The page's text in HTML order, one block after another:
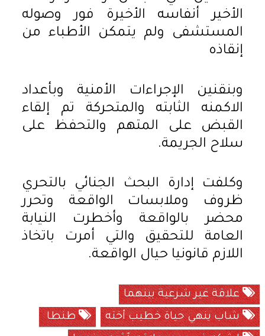
الأخير أنفاسه الأخيرة فور وصوله
المستشفى ولم يتمكن الأطباء من
إنقاذه
وبنقنين الإجراءات الأمنية وبأعداد
الاكمنه الثابته والمتحركة تم إلقاء
القبض على المتهم والتحفظ على
سلاح الجريمة.
وكلفت إدارة البحث الجنائي بالتحري
ظروف وملابسات الواقعة وتحرر
محضر بالواقعة وأخطرت النيابة
العامة للتحقيق والتي أمرت باتخاذ
اللازم قانونيا حيال الواقعة.
علاقة غير شرعية بينهما
شاب ينهي حياة خطيب أخته
طنطا